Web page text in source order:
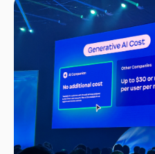
보인다. 상업용 부동산 시장은 큰손이
인해 추가적으로 악영향을 받을 것이
파산이 주는 비즈니스의 교훈을 점검해